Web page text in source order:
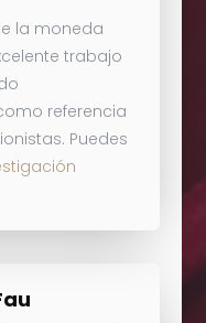
la moneda
trabajo
referencia
Puedes